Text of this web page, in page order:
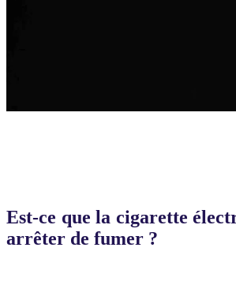
Est-ce que la cigarette
arrêter de fumer ?